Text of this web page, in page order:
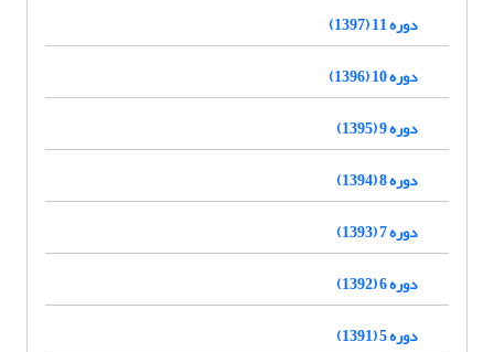
دوره 11 (1397)
دوره 10 (1396)
دوره 9 (1395)
دوره 8 (1394)
دوره 7 (1393)
دوره 6 (1392)
دوره 5 (1391)